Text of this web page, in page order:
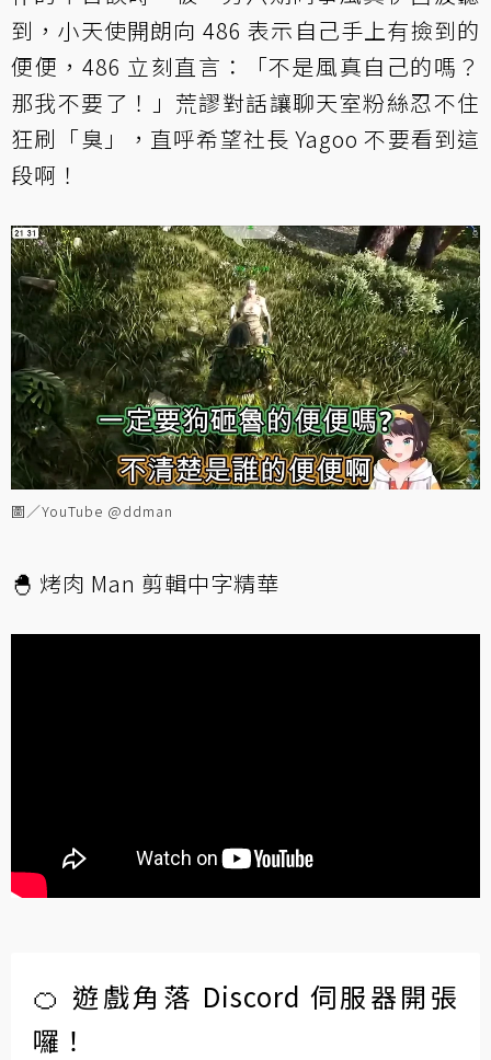
到，小天使開朗向 486 表示自己手上有撿到的
便便，486 立刻直言：「不是風真自己的嗎？
那我不要了！」荒謬對話讓聊天室粉絲忍不住
狂刷「臭」，直呼希望社長 Yagoo 不要看到這
段啊！
圖／YouTube @ddman
🐣 烤肉 Man 剪輯中字精華
🍊 遊戲角落 Discord 伺服器開張
囉！